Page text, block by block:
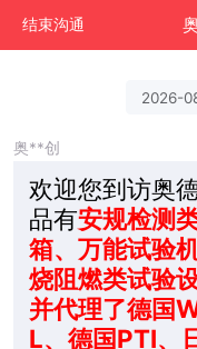
结束沟通
2026-
奥**创
欢迎您到访奥
品有安规检测
箱、万能试验
烧阻燃类试验
并代理了德国
L、德国PTI、